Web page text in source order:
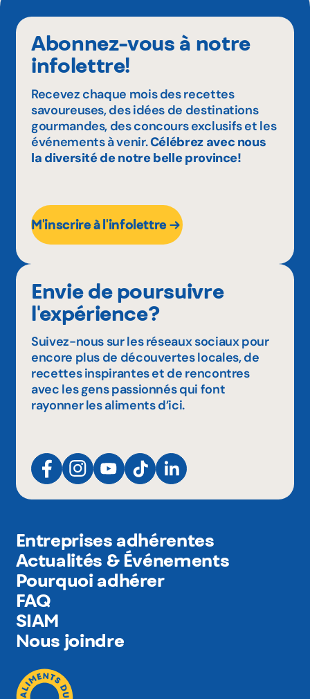
Abonnez-vous à notre
infolettre!
Recevez chaque mois des recettes
savoureuses, des idées de destinations
gourmandes, des concours exclusifs et les
événements à venir.Célébrez avec nous
la diversité de notre belle province!
M'inscrire à l'infolettre
Envie de poursuivre
l'expérience?
Suivez-nous sur les réseaux sociaux pour
encore plus de découvertes locales, de
recettes inspirantes et de rencontres
avec les gens passionnés qui font
rayonner les aliments d’ici.
Entreprises adhérentes
Actualités & Événements
Pourquoi adhérer
FAQ
SIAM
Nous joindre